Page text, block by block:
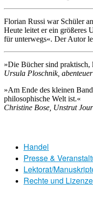
Florian Russi war Schüler
Heute leitet er ein größeres
für unterwegs«. Der Autor
»Die Bücher sind praktisch,
Ursula Ploschnik,
»Am Ende des kleinen
philosophische Welt ist.«
Christine Bose, Unstrut
Handel
Presse &
Lektorat/
Rechte und